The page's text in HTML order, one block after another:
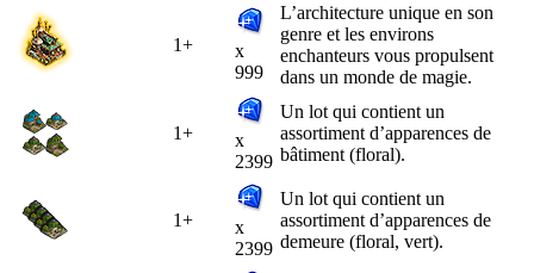
1+
x
999
L’architecture unique en son
genre et les environs
enchanteurs vous propulsent
dans un monde de magie.
1+
x
2399
Un lot qui contient un
assortiment d’apparences de
bâtiment (floral).
1+
x
2399
Un lot qui contient un
assortiment d’apparences de
demeure (floral, vert).